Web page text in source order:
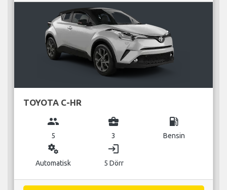
TOYOTA C-HR
group
5
business_center
3
local_gas_station
Bensin
miscellaneous_services
Automatisk
login
5 Dörr